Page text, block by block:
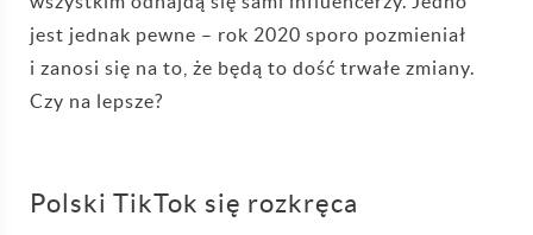
jest jednak pewne – rok 2020 sporo pozmieniał
i zanosi się na to, że będą to dość trwałe zmiany.
Czy na lepsze?
Polski TikTok się rozkręca